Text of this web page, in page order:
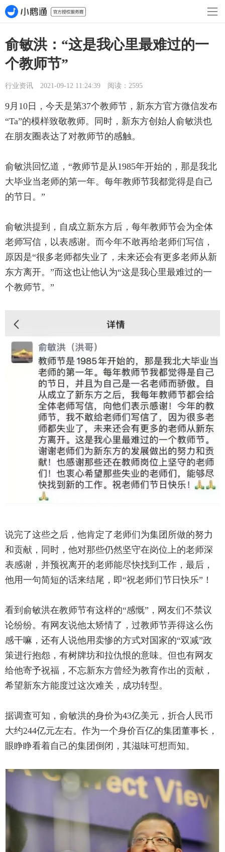
俞敏洪：“这是我心里最难过的一
个教师节”
行业资讯 2021-09-12 11:24:39 阅读：2595
9月10日，今天是第37个教师节，新东方官方微信发布
“Ta”的模样致敬教师。同时，新东方创始人俞敏洪也
在朋友圈表达了对教师节的感触。
俞敏洪回忆道，“教师节是从1985年开始的，那是我北
大毕业当老师的第一年。每年教师节我都觉得是自己
的节日。”
俞敏洪提到，自成立新东方后，每年教师节会为全体
老师写信，以表感谢。而今年不敢再给老师们写信，
原因是“很多老师都失业了，未来还会有更多老师从新
东方离开。”而这也让他认为“这是我心里最难过的一
个教师节。”
说完了这些之后，他肯定了老师们为集团所做的努力
和贡献，同时，他对那些仍然坚守在岗位上的老师深
表感谢，并预祝离开的老师能尽快找到工作，最后，
他用一句简短的话来结尾，即“祝老师们节日快乐”！
看到俞敏洪在教师节有这样的“感慨”，网友们不禁议
论纷纷。有网友说他太矫情了，过教师节弄得这么伤
感干嘛，还有人说他用卖惨的方式对国家的“双减”政
策进行抱怨，有树牌坊和拉仇恨的意味。但也有网友
给他寄予祝福，不忘新东方曾经为教育作出的贡献，
希望新东方能度过这次难关，成功转型。
据调查可知，俞敏洪的身价为43亿美元，折合人民币
大约244亿元左右。作为一个身价百亿的集团董事长，
眼睁睁看着自己的集团倒闭，其滋味可想而知。